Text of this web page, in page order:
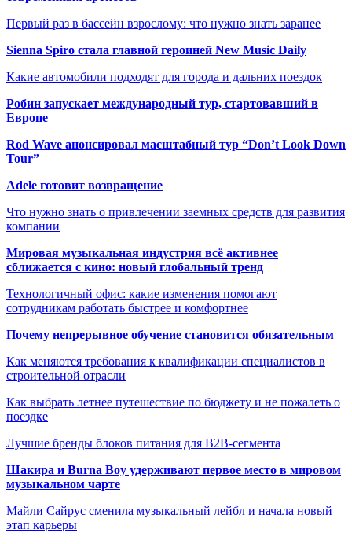
Первый раз в бассейн взрослому: что нужно знать заранее
Sienna Spiro стала главной героиней New Music Daily
Какие автомобили подходят для города и дальних поездок
Робин запускает международный тур, стартовавший в
Европе
Rod Wave анонсировал масштабный тур “Don’t Look Down
Tour”
Adele готовит возвращение
Что нужно знать о привлечении заемных средств для развития
компании
Мировая музыкальная индустрия всё активнее
сближается с кино: новый глобальный тренд
Технологичный офис: какие изменения помогают
сотрудникам работать быстрее и комфортнее
Почему непрерывное обучение становится обязательным
Как меняются требования к квалификации специалистов в
строительной отрасли
Как выбрать летнее путешествие по бюджету и не пожалеть о
поездке
Лучшие бренды блоков питания для B2B-сегмента
Шакира и Burna Boy удерживают первое место в мировом
музыкальном чарте
Майли Сайрус сменила музыкальный лейбл и начала новый
этап карьеры